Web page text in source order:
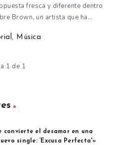
fresca y diferente dentro
Brown, un artista que ha…
, Música
1 de 1
convierte el desamor en una
single: ‘Excusa Perfecta'»